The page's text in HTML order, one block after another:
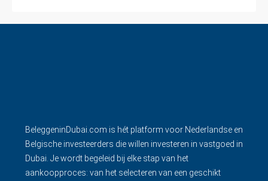
BeleggeninDubai.com is hét platform voor Nederlandse en
Belgische investeerders die willen investeren in vastgoed in
Dubai. Je wordt begeleid bij elke stap van het
aankoopproces: van het selecteren van een geschikt